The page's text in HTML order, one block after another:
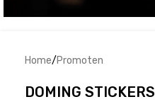
Home/Promoten
DOMING STICKERS